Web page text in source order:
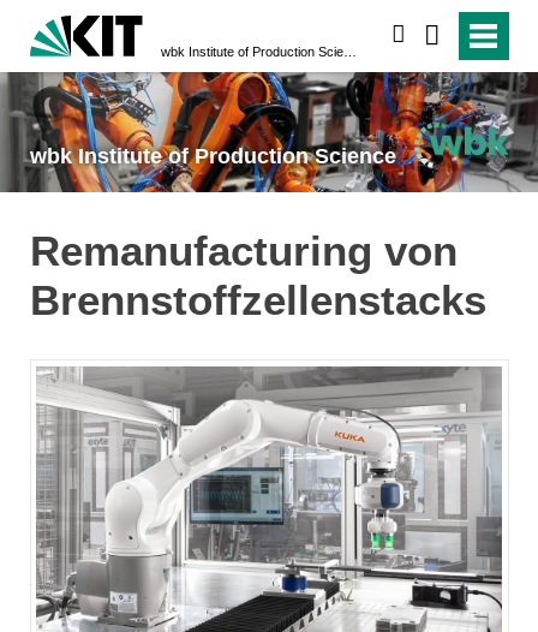
wbk Institute of Production Science
Remanufacturing von
Brennstoffzellenstacks